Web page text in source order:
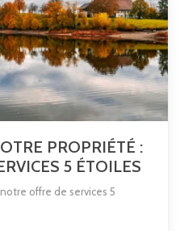
PROPRIÉTÉ :
5 ÉTOILES
offre de services 5